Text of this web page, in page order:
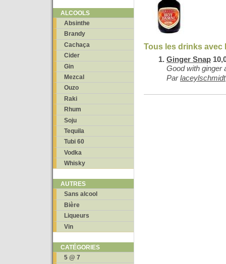
ALCOOLS
Absinthe
Brandy
Cachaça
Cider
Gin
Mezcal
Ouzo
Raki
Rhum
Soju
Tequila
Tubi 60
Vodka
Whisky
AUTRES
Sans alcool
Bière
Liqueurs
Vin
CATÉGORIES
5 @ 7
Tous les drinks avec
Ginger Snap
Good with ginger
Parlaceylschmidt